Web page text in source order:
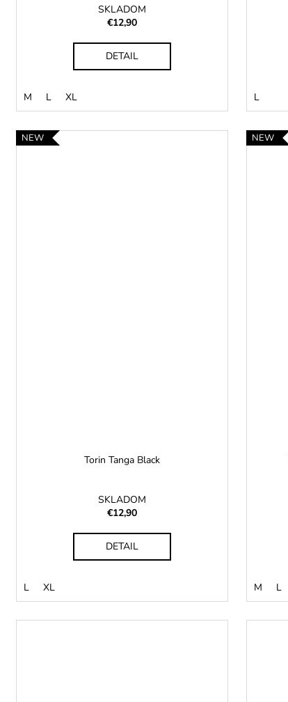
SKLADOM
€12,90
DETAIL
M L XL L
NEW
Torin Tanga Black
SKLADOM
€12,90
DETAIL
L XL
NEW
M L